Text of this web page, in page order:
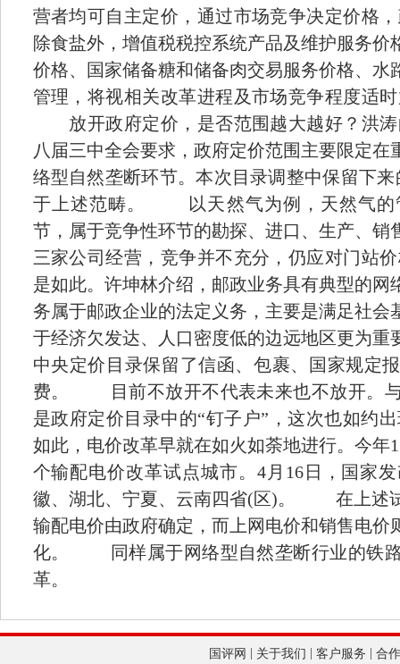
营者均可自主定价，通过市场竞争决定价
除食盐外，增值税税控系统产品及维护服务价
价格、国家储备糖和储备肉交易服务价格、水
管理，将视相关改革进程及市场竞争程度
放开政府定价，是否范围越大越好？洪
八届三中全会要求，政府定价范围主要限定
络型自然垄断环节。本次目录调整中保留下
于上述范畴。 以天然气为例，天然气的
节，属于竞争性环节的勘探、进口、生产、销
三家公司经营，竞争并不充分，仍应对门
是如此。许坤林介绍，邮政业务具有典型的网
务属于邮政企业的法定义务，主要是满足社会
于经济欠发达、人口密度低的边远地区更为重
中央定价目录保留了信函、包裹、国家规定
费。 目前不放开不代表未来也不放开。与
是政府定价目录中的“钉子户”，这次也如
如此，电价改革早就在如火如荼地进行。今年
个输配电价改革试点城市。4月16日，国家
徽、湖北、宁夏、云南四省(区)。 在上述
输配电价由政府确定，而上网电价和销售电价
化。 同样属于网络型自然垄断行业的铁路
革。
国评网 关于我们 客户服务 合